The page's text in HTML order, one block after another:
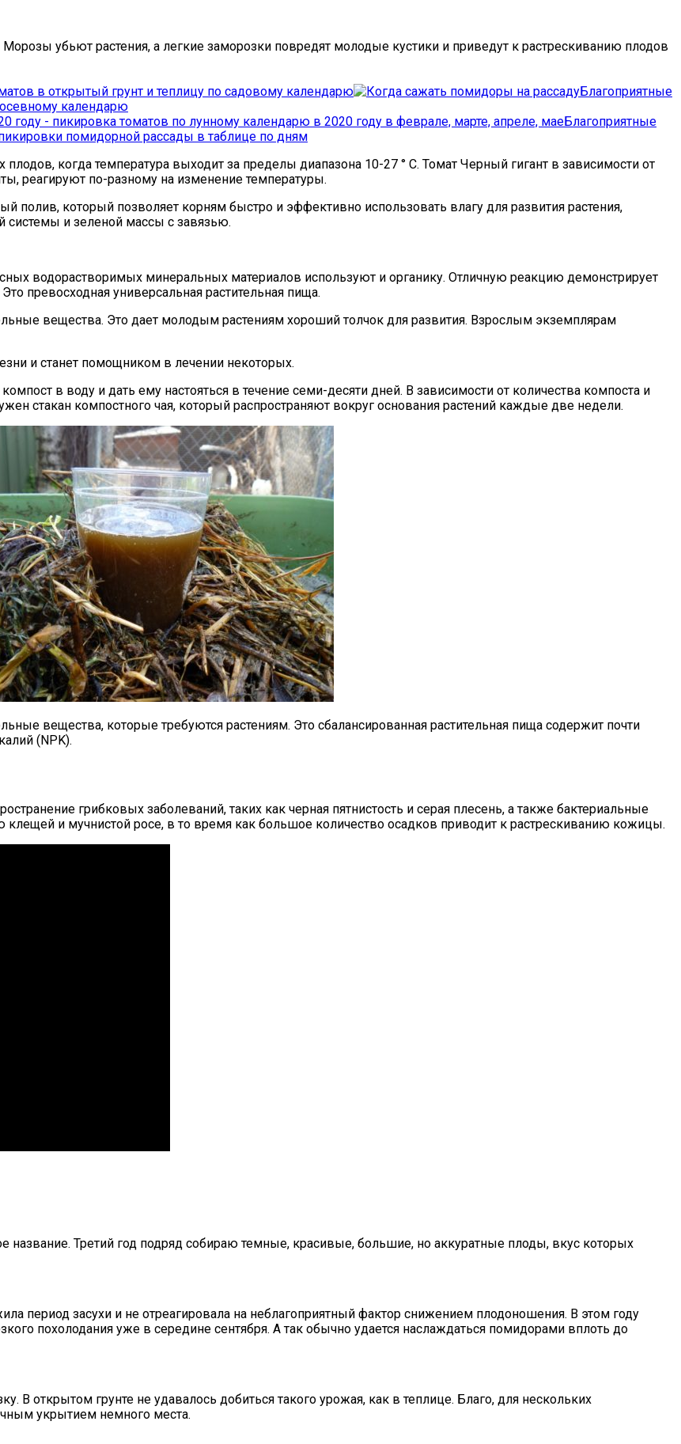
убьют растения, а легкие заморозки повредят молодые кустики и приведут к растрескиванию плодов
в открытый грунт и теплицу по садовому календарю
Благоприятные
календарю
Благоприятные
помидорной рассады в таблице по дням
когда температура выходит за пределы диапазона 10-27 ° C. Томат Черный гигант в зависимости от
реагируют по-разному на изменение температуры.
полив, который позволяет корням быстро и эффективно использовать влагу для развития растения,
системы и зеленой массы с завязью.
водорастворимых минеральных материалов используют и органику. Отличную реакцию демонстрирует
превосходная универсальная растительная пища.
вещества. Это дает молодым растениям хороший толчок для развития. Взрослым экземплярам
и станет помощником в лечении некоторых.
в воду и дать ему настояться в течение семи-десяти дней. В зависимости от количества компоста и
стакан компостного чая, который распространяют вокруг основания растений каждые две недели.
вещества, которые требуются растениям. Это сбалансированная растительная пища содержит почти
(NPK).
грибковых заболеваний, таких как черная пятнистость и серая плесень, а также бактериальные
клещей и мучнистой росе, в то время как большое количество осадков приводит к растрескиванию кожицы.
Третий год подряд собираю темные, красивые, большие, но аккуратные плоды, вкус которых
период засухи и не отреагировала на неблагоприятный фактор снижением плодоношения. В этом году
похолодания уже в середине сентября. А так обычно удается наслаждаться помидорами вплоть до
В открытом грунте не удавалось добиться такого урожая, как в теплице. Благо, для нескольких
укрытием немного места.